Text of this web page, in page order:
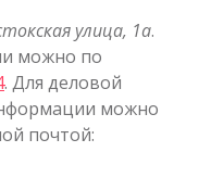
улица, 1а.
можно по
. Для деловой
можно
почтой: